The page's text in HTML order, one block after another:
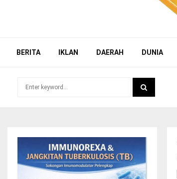
BERITA IKLAN DAERAH DUNIA